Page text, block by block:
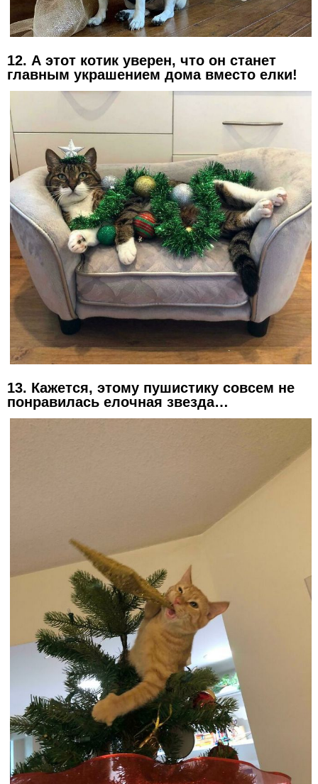
12. А этот котик уверен, что он станет
главным украшением дома вместо елки!
13. Кажется, этому пушистику совсем не
понравилась елочная звезда…